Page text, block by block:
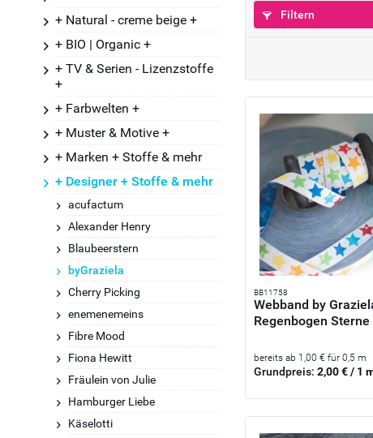
+ Natural - creme beige +
+ BIO | Organic +
+ TV & Serien - Lizenzstoffe
+
+ Farbwelten +
+ Muster & Motive +
+ Marken + Stoffe & mehr
+ Designer + Stoffe & mehr
acufactum
Alexander Henry
Blaubeerstern
byGraziela
Cherry Picking
enemenemeins
Fibre Mood
Fiona Hewitt
Fräulein von Julie
Hamburger Liebe
Käselotti
Filtern
BB11758
Webband by
Regenbogen
bereits ab 1,00 € für 0,5 m
Grundpreis:2,00 € / 1